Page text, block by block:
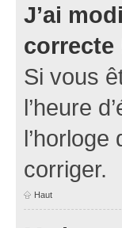
J’ai
correcte
Si vous
l’heure
corriger.
Haut